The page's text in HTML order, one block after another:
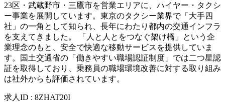
23区・武蔵野市・三鷹市を営業エリアに、ハイヤー・タクシ
ー事業を展開しています。東京のタクシー業界で「大手四
社」の一角として知られ、長年にわたり都内の交通インフラ
を支えてきました。 「人と人とをつなぐ架け橋」という企
業理念のもと、安全で快適な移動サービスを提供していま
す。国土交通省の「働きやすい職場認証制度」では二つ星認
証を取得しており、乗務員の職場環境改善に対する取り組み
は社外からも評価されています。
求人ID : 8ZHAT20I